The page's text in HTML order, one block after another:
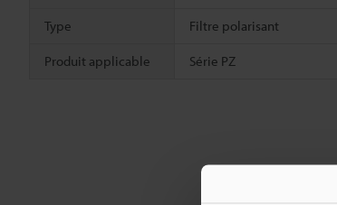
Type Filtre polarisant
Produit applicable Série PZ